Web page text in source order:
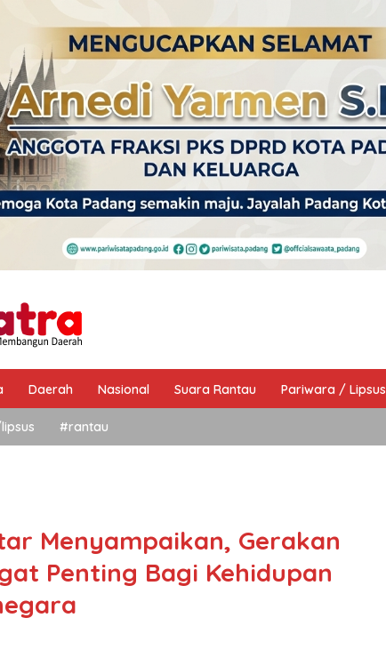
Daerah Nasional Suara Rantau Pariwara / Lipsus
#rantau
Menyampaikan, Gerakan
Penting Bagi Kehidupan